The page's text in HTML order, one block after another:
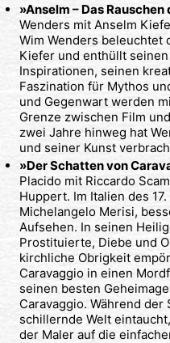
»Anselm – Das Rauschen
Wenders mit Anselm
Wim Wenders beleuchtet
Kiefer und enthüllt
Inspirationen, seinen
Faszination für Mythos
und Gegenwart werden
Grenze zwischen Film
zwei Jahre hinweg hat
und seiner Kunst
»Der Schatten von
Placido mit Riccardo
Huppert. Im Italien des
Michelangelo Merisi,
Aufsehen. In seinen
Prostituierte, Diebe und
kirchliche Obrigkeit
Caravaggio in einen
seinen besten
Caravaggio. Während der
schillernde Welt
der Maler auf die